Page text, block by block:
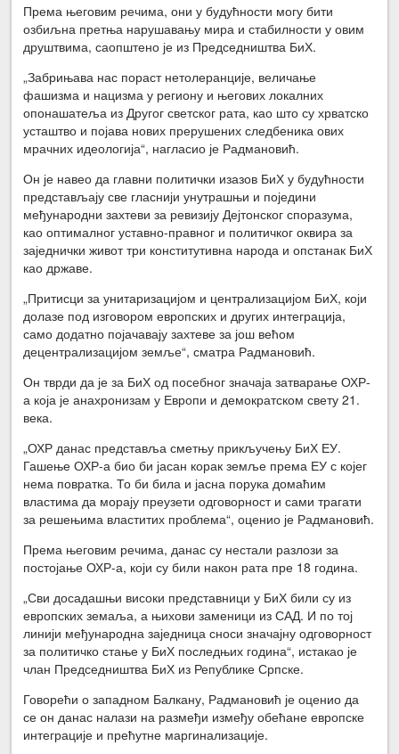
Према његовим речима, они у будућности могу бити
озбиљна претња нарушавању мира и стабилности у овим
друштвима, саопштено је из Председништва БиХ.
„Забрињава нас пораст нетолеранције, величање
фашизма и нацизма у региону и његових локалних
опонашатеља из Другог светског рата, као што су хрватско
усташтво и појава нових прерушених следбеника ових
мрачних идеологија“, нагласио је Радмановић.
Он је навео да главни политички изазов БиХ у будућности
представљају све гласнији унутрашњи и поједини
међународни захтеви за ревизију Дејтонског споразума,
као оптималног уставно-правног и политичког оквира за
заједнички живот три конститутивна народа и опстанак БиХ
као државе.
„Притисци за унитаризацијом и централизацијом БиХ, који
долазе под изговором европских и других интеграција,
само додатно појачавају захтеве за још већом
децентрализацијом земље“, сматра Радмановић.
Он тврди да је за БиХ од посебног значаја затварање ОХР-
а која је анахронизам у Европи и демократском свету 21.
века.
„ОХР данас представља сметњу прикључењу БиХ ЕУ.
Гашење ОХР-а био би јасан корак земље према ЕУ с којег
нема повратка. То би била и јасна порука домаћим
властима да морају преузети одговорност и сами трагати
за решењима властитих проблема“, оценио је Радмановић.
Према његовим речима, данас су нестали разлози за
постојање ОХР-а, који су били након рата пре 18 година.
„Сви досадашњи високи представници у БиХ били су из
европских земаља, а њихови заменици из САД. И по тој
линији међународна заједница сноси значајну одговорност
за политичко стање у БиХ последњих година“, истакао је
члан Председништва БиХ из Републике Српске.
Говорећи о западном Балкану, Радмановић је оценио да
се он данас налази на размеђи између обећане европске
интеграције и прећутне маргинализације.